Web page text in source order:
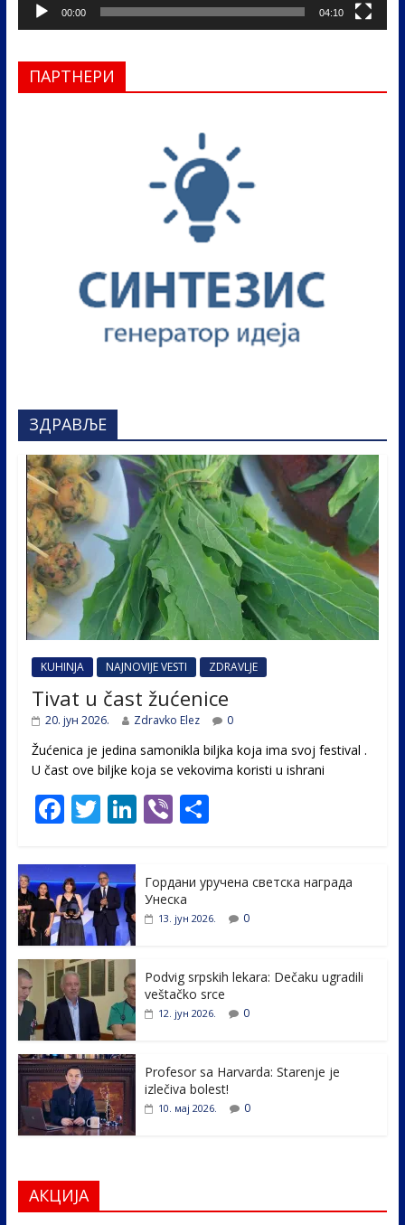
00:00 04:10
ПАРТНЕРИ
ЗДРАВЉЕ
KUHINJA NAJNOVIJE VESTI ZDRAVLJE
Tivat u čast žućenice
20. јун 2026. Zdravko Elez 0
Žućenica je jedina samonikla biljka koja ima svoj festival .
U čast ovе biljke koja se vekovima koristi u ishrani
F
e
b
o
o
k
T
itt
er
Li
e
dI
Vi S
e
Гордани уручена светска награда
Унеска
13. јун 2026. 0
Podvig srpskih lekara: Dečaku ugradili
veštačko srce
12. јун 2026. 0
Profesor sa Harvarda: Starenje je
izlečiva bolest!
10. мај 2026. 0
АКЦИЈА